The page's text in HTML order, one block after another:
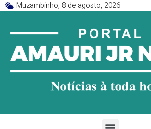
Muzambinho, 8 de agosto, 2026